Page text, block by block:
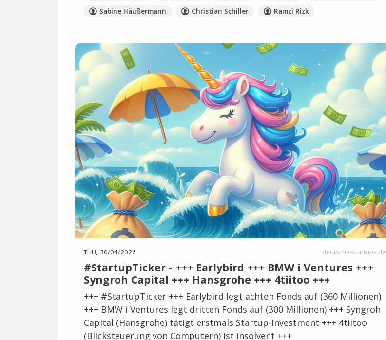
Sabine Häußermann
Christian Schiller Ramzi Rizk
THU, 30/04/2026 deutsche-startups.de
#StartupTicker - +++ Earlybird +++ BMW i Ventures +++
Syngroh Capital +++ Hansgrohe +++ 4tiitoo +++
+++ #StartupTicker +++ Earlybird legt achten Fonds auf (360 Millionen)
+++ BMW i Ventures legt dritten Fonds auf (300 Millionen) +++ Syngroh
Capital (Hansgrohe) tätigt erstmals Startup-Investment +++ 4tiitoo
(Blicksteuerung von Computern) ist insolvent +++